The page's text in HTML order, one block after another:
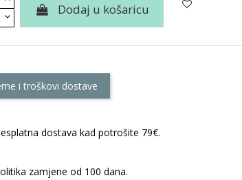
Dodaj u košaricu
i troškovi dostave
dostava kad potrošite 79€.
zamjene od 100 dana.